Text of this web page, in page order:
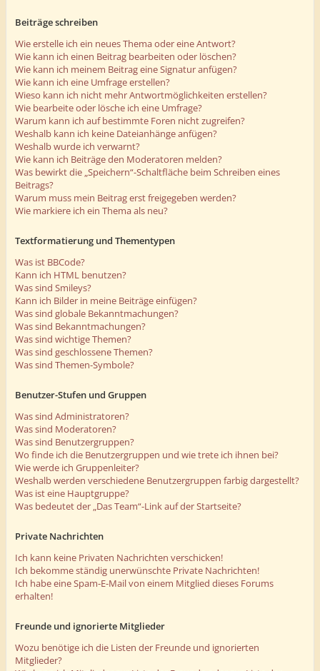
Beiträge schreiben
Wie erstelle ich ein neues Thema oder eine Antwort?
Wie kann ich einen Beitrag bearbeiten oder löschen?
Wie kann ich meinem Beitrag eine Signatur anfügen?
Wie kann ich eine Umfrage erstellen?
Wieso kann ich nicht mehr Antwortmöglichkeiten erstellen?
Wie bearbeite oder lösche ich eine Umfrage?
Warum kann ich auf bestimmte Foren nicht zugreifen?
Weshalb kann ich keine Dateianhänge anfügen?
Weshalb wurde ich verwarnt?
Wie kann ich Beiträge den Moderatoren melden?
Was bewirkt die „Speichern“-Schaltfläche beim Schreiben eines
Beitrags?
Warum muss mein Beitrag erst freigegeben werden?
Wie markiere ich ein Thema als neu?
Textformatierung und Thementypen
Was ist BBCode?
Kann ich HTML benutzen?
Was sind Smileys?
Kann ich Bilder in meine Beiträge einfügen?
Was sind globale Bekanntmachungen?
Was sind Bekanntmachungen?
Was sind wichtige Themen?
Was sind geschlossene Themen?
Was sind Themen-Symbole?
Benutzer-Stufen und Gruppen
Was sind Administratoren?
Was sind Moderatoren?
Was sind Benutzergruppen?
Wo finde ich die Benutzergruppen und wie trete ich ihnen bei?
Wie werde ich Gruppenleiter?
Weshalb werden verschiedene Benutzergruppen farbig dargestellt?
Was ist eine Hauptgruppe?
Was bedeutet der „Das Team“-Link auf der Startseite?
Private Nachrichten
Ich kann keine Privaten Nachrichten verschicken!
Ich bekomme ständig unerwünschte Private Nachrichten!
Ich habe eine Spam-E-Mail von einem Mitglied dieses Forums
erhalten!
Freunde und ignorierte Mitglieder
Wozu benötige ich die Listen der Freunde und ignorierten
Mitglieder?